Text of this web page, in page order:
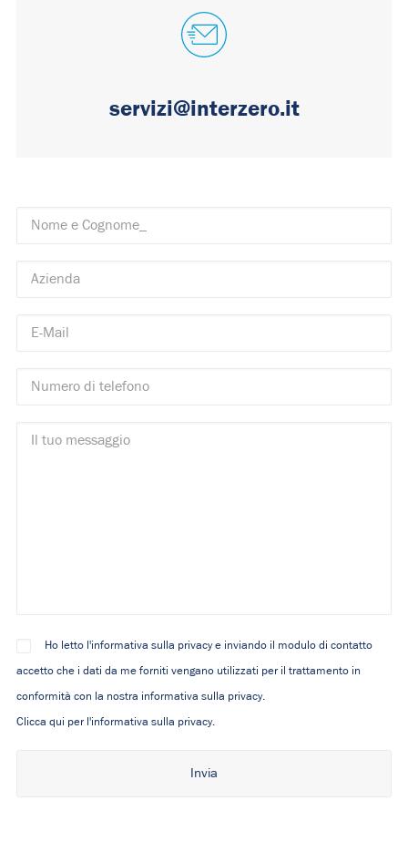
servizi@interzero.it
Ho letto l'informativa sulla privacy e inviando il modulo di contatto
accetto che i dati da me forniti vengano utilizzati per il trattamento in
conformità con la nostra informativa sulla privacy.
Clicca qui per l'informativa sulla privacy.